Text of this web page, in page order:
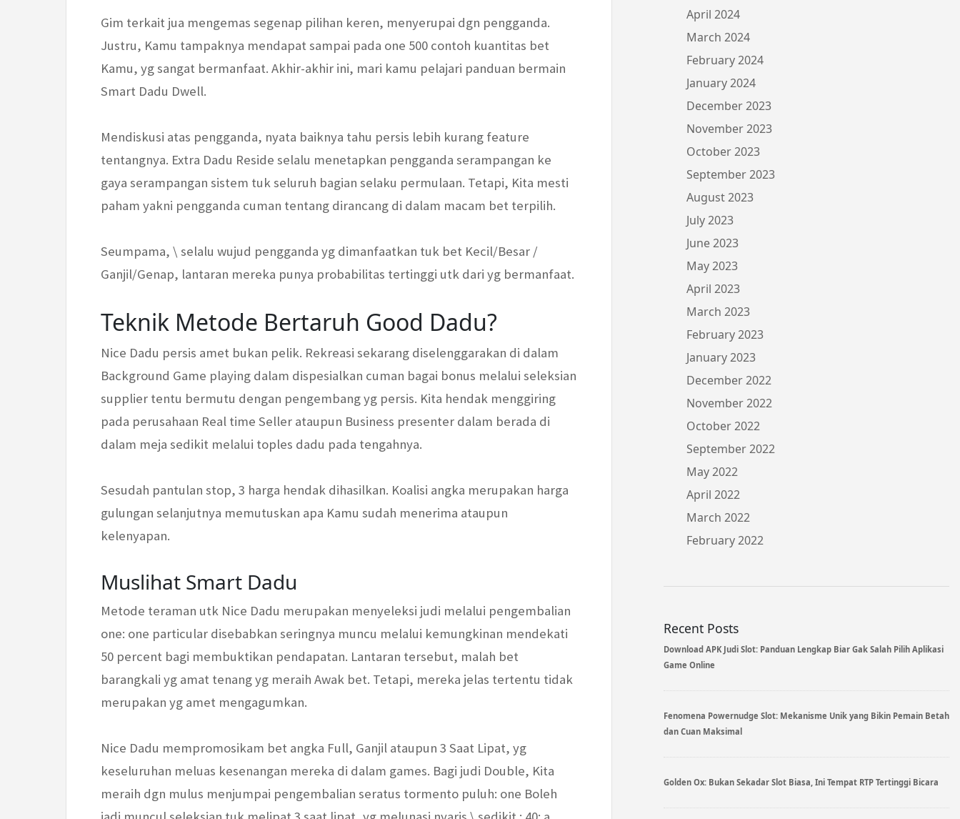
Gim terkait jua mengemas segenap pilihan keren, menyerupai dgn pengganda.
Justru, Kamu tampaknya mendapat sampai pada one 500 contoh kuantitas bet
Kamu, yg sangat bermanfaat. Akhir-akhir ini, mari kamu pelajari panduan bermain
Smart Dadu Dwell.
Mendiskusi atas pengganda, nyata baiknya tahu persis lebih kurang feature
tentangnya. Extra Dadu Reside selalu menetapkan pengganda serampangan ke
gaya serampangan sistem tuk seluruh bagian selaku permulaan. Tetapi, Kita mesti
paham yakni pengganda cuman tentang dirancang di dalam macam bet terpilih.
Seumpama, \ selalu wujud pengganda yg dimanfaatkan tuk bet Kecil/Besar /
Ganjil/Genap, lantaran mereka punya probabilitas tertinggi utk dari yg bermanfaat.
Teknik Metode Bertaruh Good Dadu?
Nice Dadu persis amet bukan pelik. Rekreasi sekarang diselenggarakan di dalam
Background Game playing dalam dispesialkan cuman bagai bonus melalui seleksian
supplier tentu bermutu dengan pengembang yg persis. Kita hendak menggiring
pada perusahaan Real time Seller ataupun Business presenter dalam berada di
dalam meja sedikit melalui toples dadu pada tengahnya.
Sesudah pantulan stop, 3 harga hendak dihasilkan. Koalisi angka merupakan harga
gulungan selanjutnya memutuskan apa Kamu sudah menerima ataupun
kelenyapan.
Muslihat Smart Dadu
Metode teraman utk Nice Dadu merupakan menyeleksi judi melalui pengembalian
one: one particular disebabkan seringnya muncu melalui kemungkinan mendekati
50 percent bagi membuktikan pendapatan. Lantaran tersebut, malah bet
barangkali yg amat tenang yg meraih Awak bet. Tetapi, mereka jelas tertentu tidak
merupakan yg amet mengagumkan.
Nice Dadu mempromosikam bet angka Full, Ganjil ataupun 3 Saat Lipat, yg
keseluruhan meluas kesenangan mereka di dalam games. Bagi judi Double, Kita
meraih dgn mulus menjumpai pengembalian seratus tormento puluh: one Boleh
April 2024
March 2024
February 2024
January 2024
December 2023
November 2023
October 2023
September 2023
August 2023
July 2023
June 2023
May 2023
April 2023
March 2023
February 2023
January 2023
December 2022
November 2022
October 2022
September 2022
May 2022
April 2022
March 2022
February 2022
Recent Posts
Download APK Judi Slot: Panduan Lengkap Biar Gak Salah Pilih Aplikasi
Game Online
Fenomena Powernudge Slot: Mekanisme Unik yang Bikin Pemain Betah
dan Cuan Maksimal
Golden Ox: Bukan Sekadar Slot Biasa, Ini Tempat RTP Tertinggi Bicara